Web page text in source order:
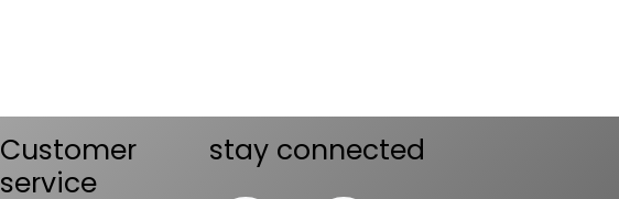
Customer
service
stay connected